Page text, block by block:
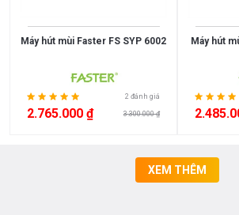
Máy hút mùi Faster FS SYP 6002
2 đánh giá
2.765.000 ₫ 3.300.000 ₫
Máy hút
XEM THÊM